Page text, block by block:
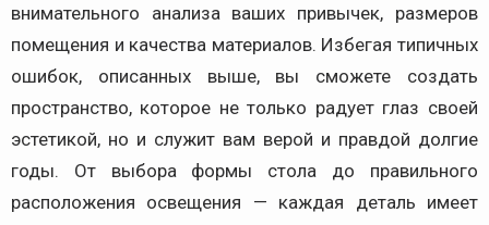
внимательного анализа ваших привычек, размеров
помещения и качества материалов. Избегая типичных
ошибок, описанных выше, вы сможете создать
пространство, которое не только радует глаз своей
эстетикой, но и служит вам верой и правдой долгие
годы. От выбора формы стола до правильного
расположения освещения — каждая деталь имеет